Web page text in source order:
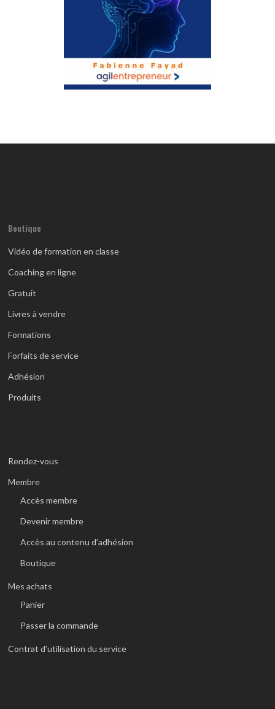
Boutique
Vidéo de formation en classe
Coaching en ligne
Gratuit
Livres à vendre
Formations
Forfaits de service
Adhésion
Produits
Rendez-vous
Membre
Accès membre
Devenir membre
Accès au contenu d’adhésion
Boutique
Mes achats
Panier
Passer la commande
Contrat d’utilisation du service